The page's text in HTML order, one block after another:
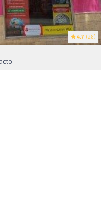
4.7 (28)